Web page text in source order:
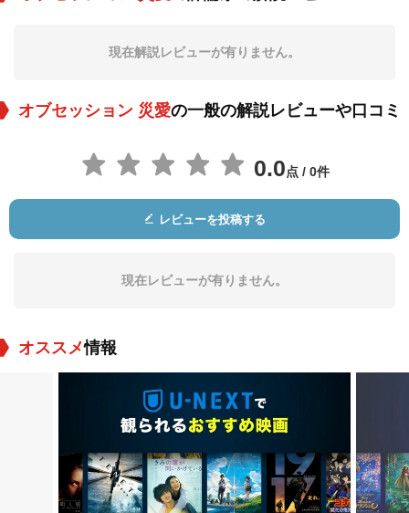
現在解説レビューが有りません。
オブセッション 災愛の一般の解説レビューや口コミ
0.0点 / 0件
レビューを投稿する
現在レビューが有りません。
オススメ情報